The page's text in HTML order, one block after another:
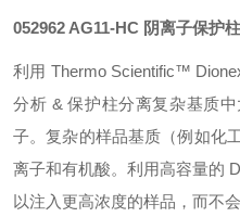
052962 AG11-HC 阴离子保护
利用 Thermo Scientific™
分析 & 保护柱分离复杂基质
子。复杂的样品基质（例如化
离子和有机酸。利用高容量的
以注入更高浓度的样品，而不